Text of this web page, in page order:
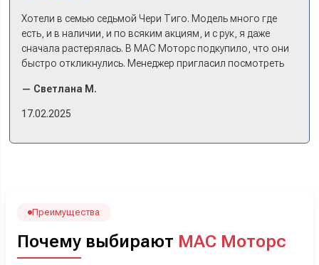
Хотели в семью седьмой Чери Тиго. Модель много где
есть, и в наличии, и по всяким акциям, и с рук, я даже
сначала растерялась. В МАС Моторс подкупило, что они
быстро откликнулись. Менеджер пригласил посмотреть
примериться. Нам тут недалеко, пришли в салон - и в тот
же день купили машину! Неожиданно, но довольны! Все
менеджеру Сергею, профессионал своего дела!
— Светлана М.
17.02.2025
Преимущества
Почему выбирают МАС Моторс